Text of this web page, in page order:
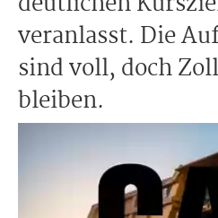
veranlasst. Die
sind voll, doch
bleiben.